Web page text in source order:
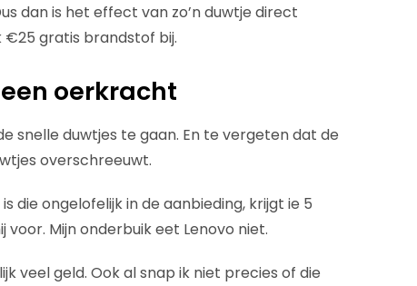
dan is het effect van zo’n duwtje direct
€25 gratis brandstof bij.
oerkracht
snelle duwtjes te gaan. En te vergeten dat de
overschreeuwt.
die ongelofelijk in de aanbieding, krijgt ie 5
Mijn onderbuik eet Lenovo niet.
veel geld. Ook al snap ik niet precies of die